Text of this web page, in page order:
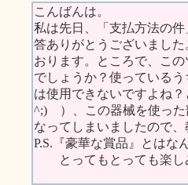
こんばんは。
私は先日、「支払方法の
答ありがとうございまし
おります。ところで、こ
でしょうか？使っている
は使用できないですよね
^;) ）、この器械を使った
なってしまいましたので、
P.S.『豪華な賞品』とはな
とってもとっても楽し